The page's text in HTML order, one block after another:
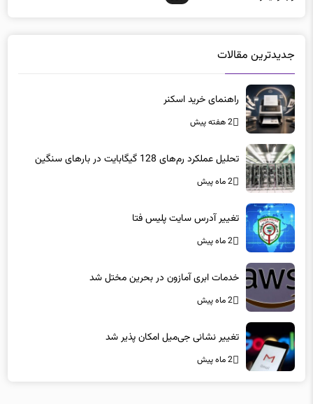
راهنمای خرید اسکنر
2 هفته پیش
2 ماه پیش
2 ماه پیش
2 ماه پیش
2 ماه پیش